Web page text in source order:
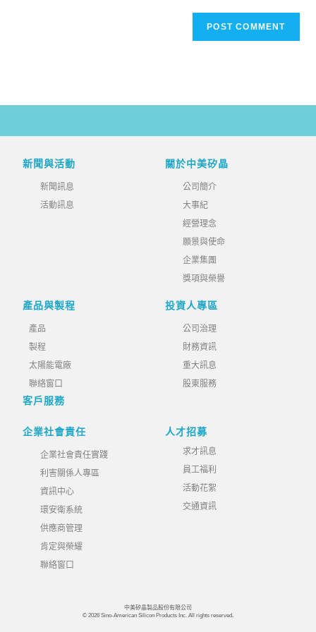
新聞與活動
新聞訊息
活動訊息
關於中美矽晶
公司簡介
大事紀
經營理念
願景與使命
企業集團
獎項與榮譽
產品與製程
產品
製程
太陽能電廠
聯絡窗口
客戶服務
投資人專區
公司治理
財務資訊
重大訊息
股東服務
企業社會責任
企業社會責任實踐
利害關係人專區
資訊中心
環安衛系統
供應商管理
肯定與榮耀
聯絡窗口
人才招募
求才訊息
員工福利
活動花絮
交通資訊
中美矽晶製品股份有限公司
© 2026 Sino-American Silicon Products Inc. All rights reserved.